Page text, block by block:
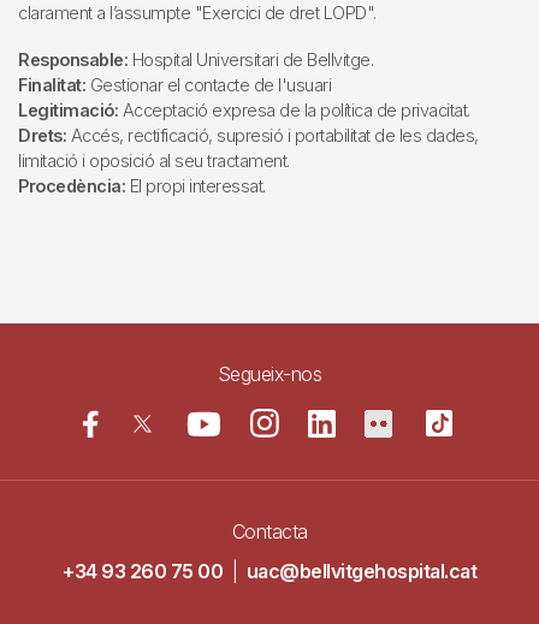
clarament a l’assumpte "Exercici de dret LOPD".
Responsable: Hospital Universitari de Bellvitge.
Finalitat: Gestionar el contacte de l'usuari
Legitimació: Acceptació expresa de la política de privacitat.
Drets: Accés, rectificació, supresió i portabilitat de les dades,
limitació i oposició al seu tractament.
Procedència: El propi interessat.
Segueix-nos
Contacta
+34 93 260 75 00
uac@bellvitgehospital.cat